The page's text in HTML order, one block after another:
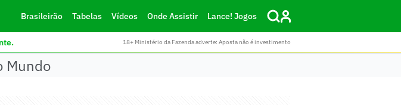
Brasileirão Tabelas Vídeos Onde Assistir Lance! Jogos
18+ Ministério da Fazenda adverte: Aposta não é investimento
Mundo